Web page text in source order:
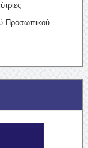
Προσωπικού